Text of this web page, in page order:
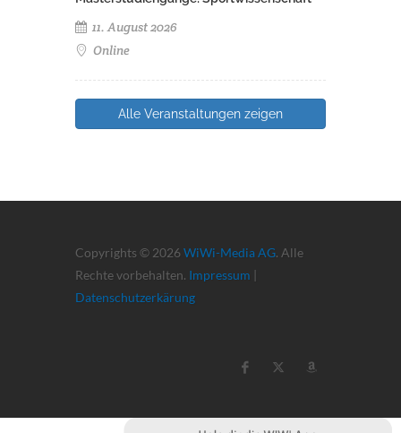
11. August 2026
Online
Alle Veranstaltungen zeigen
Copyrights © 2026 WiWi-Media AG. Alle
Rechte vorbehalten. Impressum |
Datenschutzerkärung